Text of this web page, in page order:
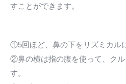
すことができます。
①5回ほど、鼻の下をリズミカル
②鼻の横は指の腹を使って、ク
す。